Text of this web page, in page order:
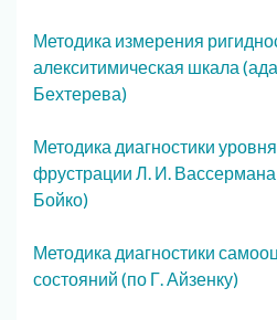
Методика измерения
алекситимическая шкала
Бехтерева)
Методика диагностики
фрустрации Л. И.
Бойко)
Методика диагностики
состояний (по Г. Айзенку)